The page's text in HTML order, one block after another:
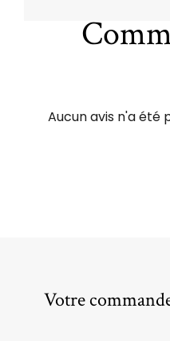
Aucun avis n'a été
Votre